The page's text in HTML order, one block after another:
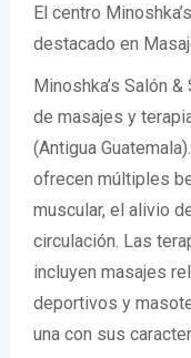
El centro
destacado en
Minoshka’s Salón
de masajes y
(Antigua
ofrecen múltiples
muscular, el alivio
circulación. Las
incluyen masajes
deportivos y
una con sus